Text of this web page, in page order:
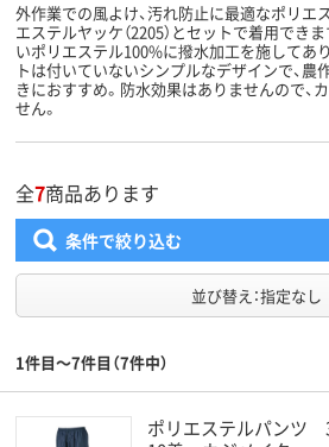
外作業での風よけ、汚れ防止に最適なポリエ
エステルヤッケ（2205）とセットで着用でき
いポリエステル100%に撥水加工を施してあ
トは付いていないシンプルなデザインで、農
きにおすすめ。防水効果はありませんので、
せん。
全7商品あります
条件で絞り込む
並び替え：指定なし
1件目～7件目（7件中）
ポリエステルパン